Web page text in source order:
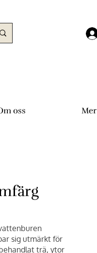
oss Mer
sig utmärkt för
trä, ytor